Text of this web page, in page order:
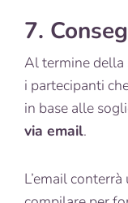
7.
Al termine della
i partecipanti
in base alle
via email.
L’email conterrà